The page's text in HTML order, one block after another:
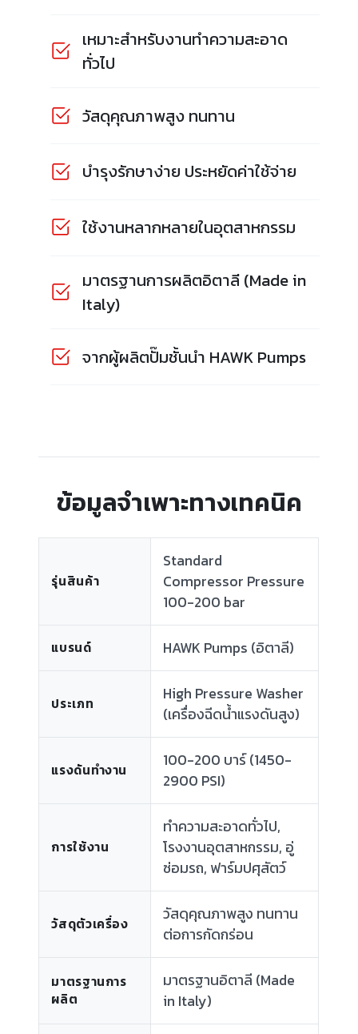
เหมาะสำหรับงานทำความสะอาด
ทั่วไป
วัสดุคุณภาพสูง ทนทาน
บำรุงรักษาง่าย ประหยัดค่าใช้จ่าย
ใช้งานหลากหลายในอุตสาหกรรม
มาตรฐานการผลิตอิตาลี (Made in
Italy)
จากผู้ผลิตปั๊มชั้นนำ HAWK Pumps
ข้อมูลจำเพาะทางเทคนิค
รุ่นสินค้า
Standard
Compressor Pressure
100-200 bar
แบรนด์ HAWK Pumps (อิตาลี)
ประเภท
High Pressure Washer
(เครื่องฉีดน้ำแรงดันสูง)
แรงดันทำงาน
100-200 บาร์ (1450-
2900 PSI)
การใช้งาน
ทำความสะอาดทั่วไป,
โรงงานอุตสาหกรรม, อู่
ซ่อมรถ, ฟาร์มปศุสัตว์
วัสดุตัวเครื่อง
วัสดุคุณภาพสูง ทนทาน
ต่อการกัดกร่อน
มาตรฐานการ
ผลิต
มาตรฐานอิตาลี (Made
in Italy)